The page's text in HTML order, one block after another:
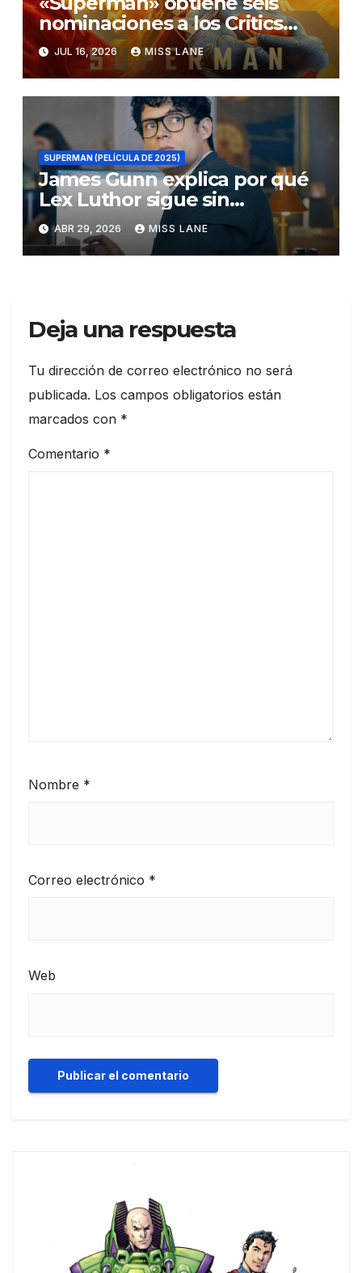
nominaciones a los Critics
Choice Super Awards
JUL 16, 2026 MISS LANE
SUPERMAN (PELÍCULA DE 2025)
James Gunn explica por qué
Lex Luthor sigue sin
descubrir la identidad secreta
de Superman
ABR 29, 2026 MISS LANE
Deja una respuesta
Tu dirección de correo electrónico no será
publicada. Los campos obligatorios están
marcados con *
Comentario *
Nombre *
Correo electrónico *
Web